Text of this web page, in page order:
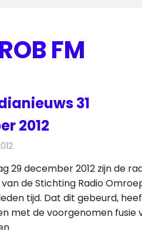
ROB FM
31
2012
29 december 2012 zijn de
de Stichting Radio
tijd. Dat dit gebeurd,
met de voorgenomen fusie